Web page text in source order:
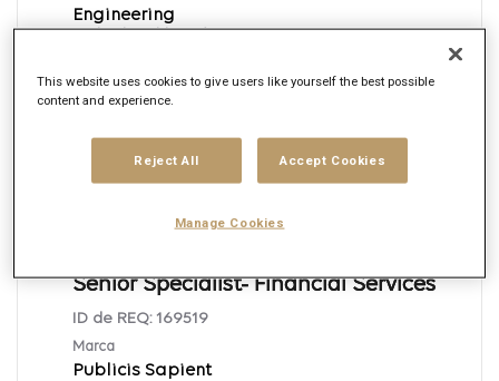
Engineering
Fecha de publicación
Aplica ahora
Senior Specialist- Financial Services
ID de REQ: 169519
Marca
Publicis Sapient
This website uses cookies to give users like yourself the best possible
content and experience.
Reject All Accept Cookies
Manage Cookies